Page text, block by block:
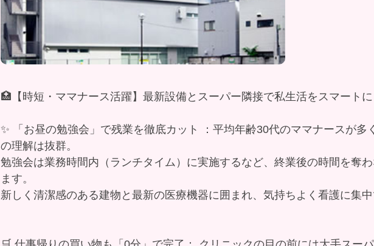
🏥【時短・ママナース活躍】最新設備とスーパー隣接で私生活をスマートに
✨ 「お昼の勉強会」で残業を徹底カット ：平均年齢30代のママナースが多
の理解は抜群。
勉強会は業務時間内（ランチタイム）に実施するなど、終業後の時間を奪
ます。
新しく清潔感のある建物と最新の医療機器に囲まれ、気持ちよく看護に集